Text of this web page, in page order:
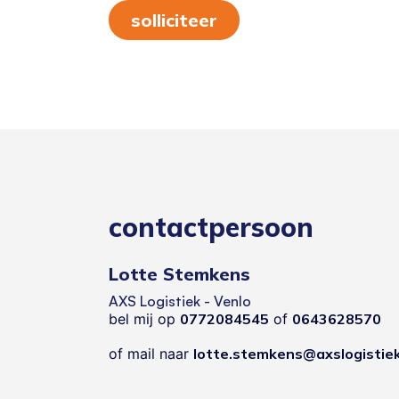
solliciteer
contactpersoon
Lotte Stemkens
AXS Logistiek - Venlo
bel mij op 0772084545 of 0643628570
of mail naar